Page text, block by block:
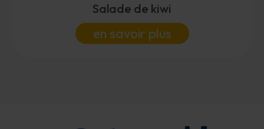
Salade de kiwi
en savoir plus